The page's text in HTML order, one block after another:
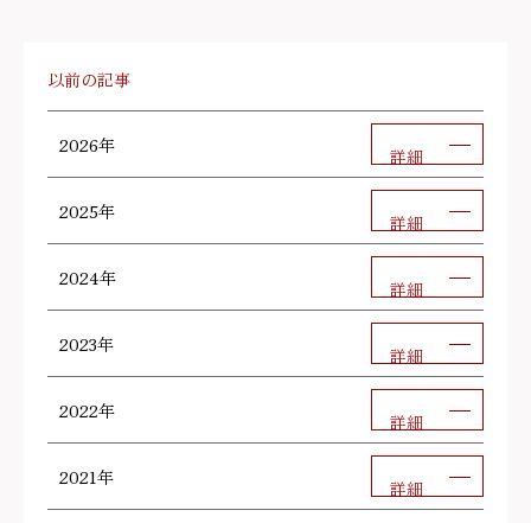
以前の記事
2026年 詳細
2025年 詳細
2024年 詳細
2023年 詳細
2022年 詳細
2021年 詳細